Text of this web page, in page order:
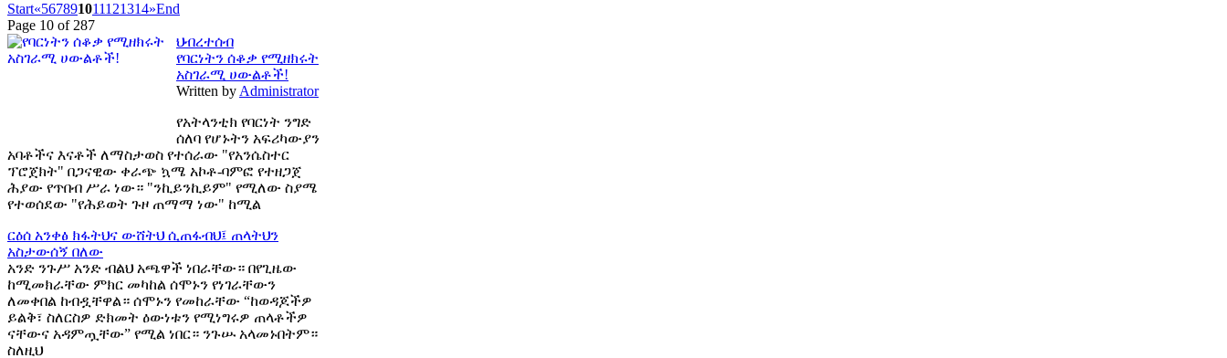
Start«567891011121314»End
Page 10 of 287
ህብረተሰብ
የባርነትን ሰቆቃ የሚዘክሩት
አስገራሚ ሀውልቶች!
Written by Administrator
የአትላንቲክ የባርነት ንግድ
ሰለባ የሆኑትን አፍሪካውያን
አባቶችና እናቶች ለማስታወስ የተሰራው "የአንሴስተር
ፕሮጀክት" በጋናዊው ቀራጭ ኳሜ አኮቶ-ባምፎ የተዘጋጀ
ሕያው የጥበብ ሥራ ነው። "ንኪይንኪይም" የሚለው ስያሜ
የተወሰደው "የሕይወት ጉዞ ጠማማ ነው" ከሚል
ርዕሰ አንቀፅ ክፋትህና ውሸትህ ሲጠፋብህ፤ ጠላትህን
አስታውሰኝ በለው
አንድ ንጉሥ አንድ ብልህ አጫዋች ነበራቸው። በየጊዜው
ከሚመክራቸው ምክር መካከል ሰሞኑን የነገራቸውን
ለመቀበል ከብዷቸዋል። ሰሞኑን የመከራቸው “ከወዳጆችዎ
ይልቅ፣ ስለርስዎ ድክመት ዕውነቱን የሚነግሩዎ ጠላቶችዎ
ናቸውና አዳምጧቸው” የሚል ነበር። ንጉሡ አላመኑበትም።
ስለዚህ